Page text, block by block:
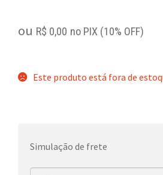
ou R$ 0,00 no PIX (10% OFF)
Este produto está fora de
Simulação de frete